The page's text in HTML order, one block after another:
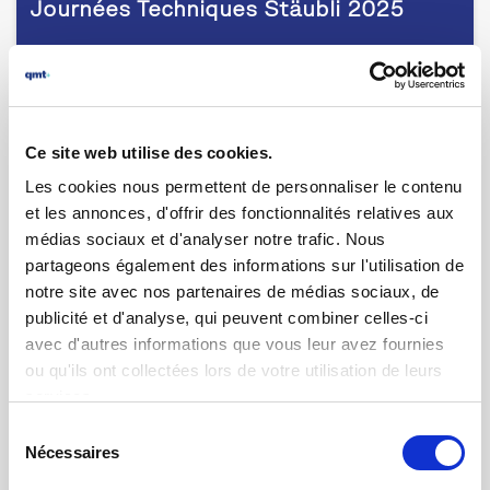
Ce site web utilise des cookies.
Les cookies nous permettent de personnaliser le contenu
et les annonces, d'offrir des fonctionnalités relatives aux
médias sociaux et d'analyser notre trafic. Nous
partageons également des informations sur l'utilisation de
notre site avec nos partenaires de médias sociaux, de
publicité et d'analyse, qui peuvent combiner celles-ci
avec d'autres informations que vous leur avez fournies
ou qu'ils ont collectées lors de votre utilisation de leurs
Nécessaires
Journées Techniques Stäubli 2025
24.11.2025 | parRosa Oliverio